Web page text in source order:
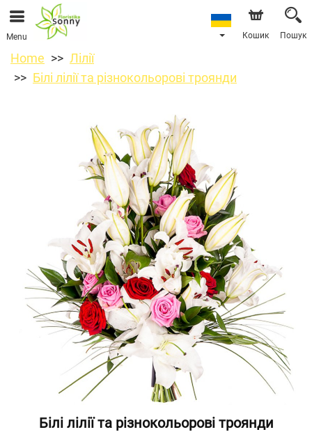
Menu Кошик Пошук
Home
Лілії
Білі лілії та різнокольорові троянди
Білі лілії та різнокольорові троянди